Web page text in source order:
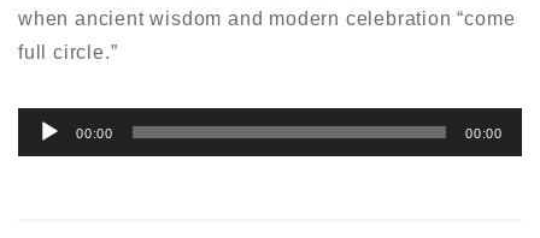
when ancient wisdom and modern celebration “come
full circle.”
声
00:00 00:00